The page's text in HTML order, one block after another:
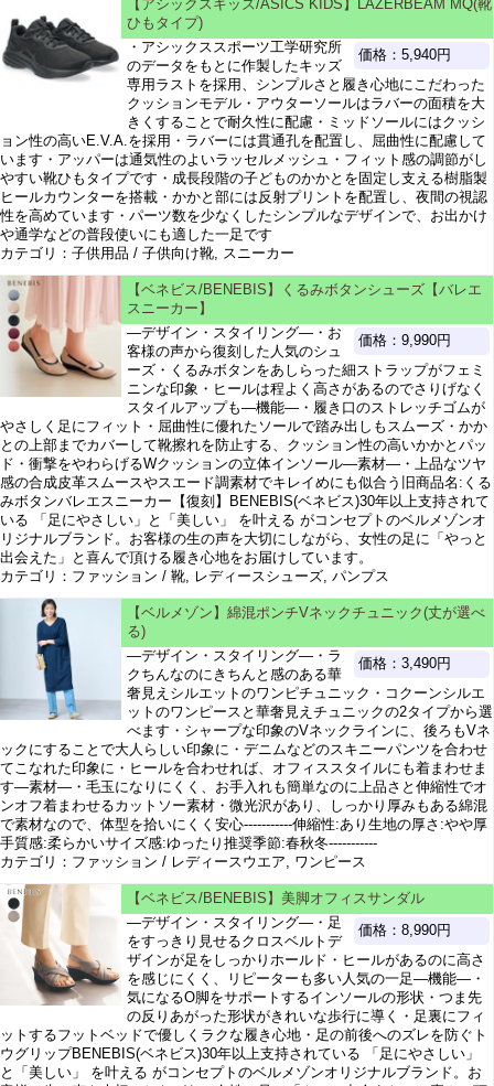
【アシックスキッズ/ASICS KIDS】LAZERBEAM MQ(靴
ひもタイプ)
価格：5,940円
・アシックススポーツ工学研究所
のデータをもとに作製したキッズ
専用ラストを採用、シンプルさと履き心地にこだわった
クッションモデル・アウターソールはラバーの面積を大
きくすることで耐久性に配慮・ミッドソールにはクッシ
ョン性の高いE.V.A.を採用・ラバーには貫通孔を配置し、屈曲性に配慮して
います・アッパーは通気性のよいラッセルメッシュ・フィット感の調節がし
やすい靴ひもタイプです・成長段階の子どものかかとを固定し支える樹脂製
ヒールカウンターを搭載・かかと部には反射プリントを配置し、夜間の視認
性を高めています・パーツ数を少なくしたシンプルなデザインで、お出かけ
や通学などの普段使いにも適した一足です
カテゴリ：子供用品 / 子供向け靴, スニーカー
【ベネビス/BENEBIS】くるみボタンシューズ【バレエ
スニーカー】
価格：9,990円
―デザイン・スタイリング―・お
客様の声から復刻した人気のシュ
ーズ・くるみボタンをあしらった細ストラップがフェミ
ニンな印象・ヒールは程よく高さがあるのでさりげなく
スタイルアップも―機能―・履き口のストレッチゴムが
やさしく足にフィット・屈曲性に優れたソールで踏み出しもスムーズ・かか
との上部までカバーして靴擦れを防止する、クッション性の高いかかとパッ
ド・衝撃をやわらげるWクッションの立体インソール―素材―・上品なツヤ
感の合成皮革スムースやスエード調素材でキレイめにも似合う旧商品名:くる
みボタンバレエスニーカー【復刻】BENEBIS(ベネビス)30年以上支持されて
いる 「足にやさしい」と「美しい」 を叶える がコンセプトのベルメゾンオ
リジナルブランド。お客様の生の声を大切にしながら、女性の足に「やっと
出会えた」と喜んで頂ける履き心地をお届けしています。
カテゴリ：ファッション / 靴, レディースシューズ, パンプス
【ベルメゾン】綿混ポンチVネックチュニック(丈が選べ
る)
価格：3,490円
―デザイン・スタイリング―・ラ
クちんなのにきちんと感のある華
奢見えシルエットのワンピチュニック・コクーンシルエ
ットのワンピースと華奢見えチュニックの2タイプから選
べます・シャープな印象のVネックラインに、後ろもVネ
ックにすることで大人らしい印象に・デニムなどのスキニーパンツを合わせ
てこなれた印象に・ヒールを合わせれば、オフィススタイルにも着まわせま
す―素材―・毛玉になりにくく、お手入れも簡単なのに上品さと伸縮性でオ
ンオフ着まわせるカットソー素材・微光沢があり、しっかり厚みもある綿混
で素材なので、体型を拾いにくく安心-----------伸縮性:あり生地の厚さ:やや厚
手質感:柔らかいサイズ感:ゆったり推奨季節:春秋冬-----------
カテゴリ：ファッション / レディースウエア, ワンピース
【ベネビス/BENEBIS】美脚オフィスサンダル
価格：8,990円
―デザイン・スタイリング―・足
をすっきり見せるクロスベルトデ
ザインが足をしっかりホールド・ヒールがあるのに高さ
を感じにくく、リピーターも多い人気の一足―機能―・
気になるO脚をサポートするインソールの形状・つま先
の反りあがった形状がきれいな歩行に導く・足裏にフィ
ットするフットベッドで優しくラクな履き心地・足の前後へのズレを防ぐト
ウグリップBENEBIS(ベネビス)30年以上支持されている 「足にやさしい」
と「美しい」 を叶える がコンセプトのベルメゾンオリジナルブランド。お